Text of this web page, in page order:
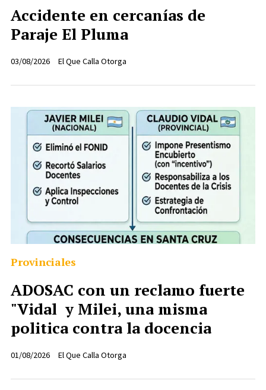
Accidente en cercanías de
Paraje El Pluma
El Que Calla Otorga
03/08/2026
ADOSAC con un reclamo fuerte
"Vidal y Milei, una misma
politica contra la docencia
El Que Calla Otorga
Provinciales
01/08/2026